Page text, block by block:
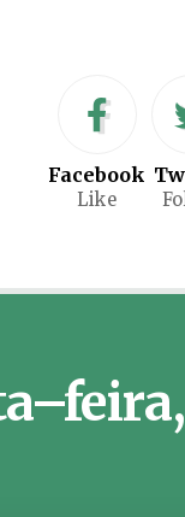
Facebook
Like